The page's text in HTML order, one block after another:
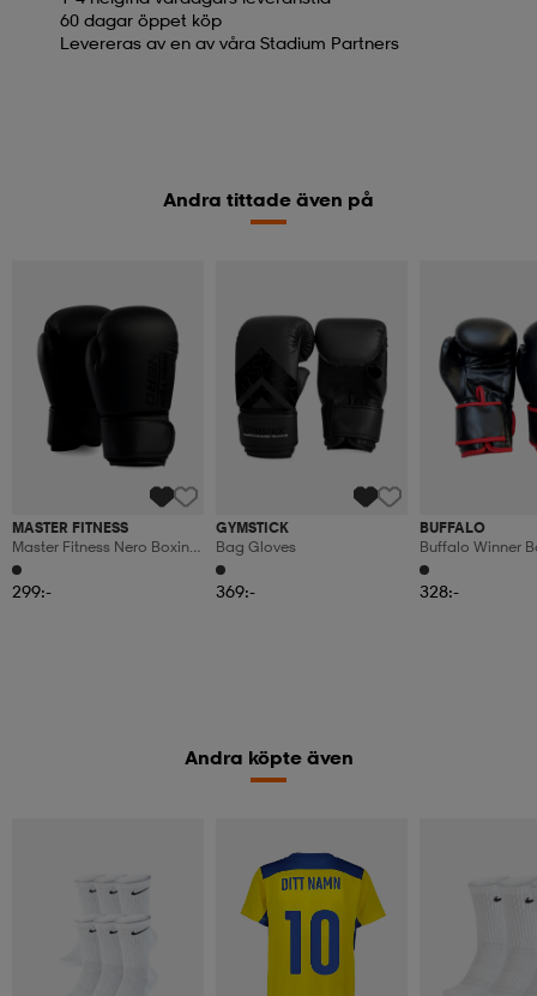
60 dagar öppet köp
Levereras av en av våra Stadium Partners
Andra tittade även på
MASTER FITNESS
Master Fitness Nero Boxing
Glove (one Size),
Boxningshandskar
299:-
GYMSTICK
Bag Gloves
369:-
BUFFALO
Buffalo Winner
Gloves Black
328:-
Andra köpte även